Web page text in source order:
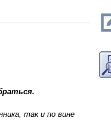
так и по вине